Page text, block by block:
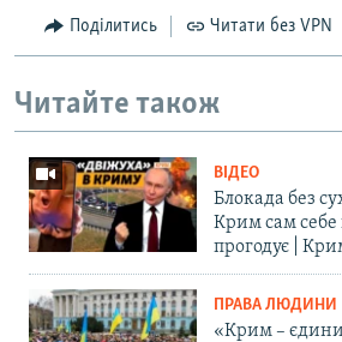
Поділитись Читати без VPN
Читайте також
ВІДЕО
Блокада без
Крим сам себе
прогодує |
ПРАВА ЛЮДИНИ
«Крим –